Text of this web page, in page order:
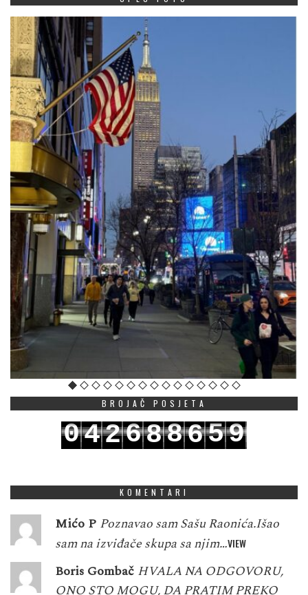
BROJAČ POSJETA
042688659
KOMENTARI
Mićo P Poznavao sam Sašu Raonića.Išao
sam na izviđače skupa sa njim…VIEW
Boris Gombač HVALA NA ODGOVORU,
ONO STO MOGU, DA PRATIM PREKO